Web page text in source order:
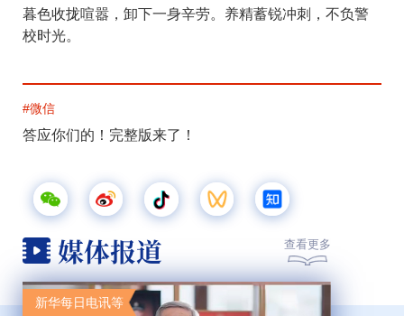
暮色收拢喧嚣，卸下一身辛劳。养精蓄锐冲刺，不负警
校时光。
#微信
答应你们的！完整版来了！
媒体报道 查看更多
新华每日电讯等 辽望客户